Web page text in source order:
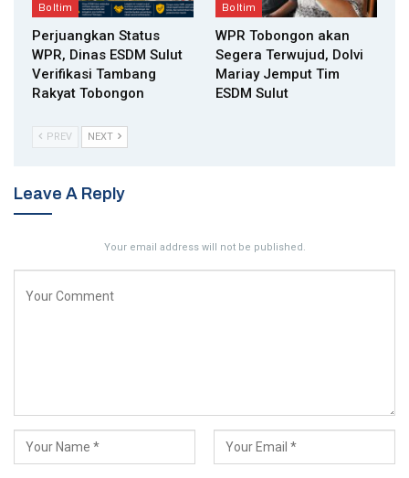
Boltim
Perjuangkan Status
WPR, Dinas ESDM Sulut
Verifikasi Tambang
Rakyat Tobongon
Boltim
WPR Tobongon akan
Segera Terwujud, Dolvi
Mariay Jemput Tim
ESDM Sulut
PREV NEXT
Leave A Reply
Your email address will not be published.